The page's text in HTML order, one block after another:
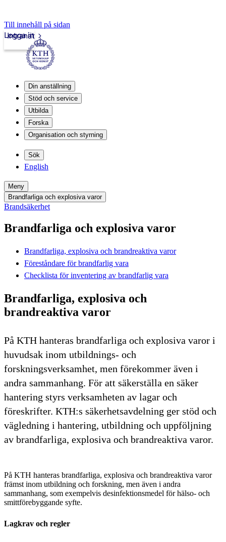
Till innehåll på sidan
Intranät
Logga in
Din anställning
Stöd och service
Utbilda
Forska
Organisation och styrning
Sök
English
Meny
Brandfarliga och explosiva varor
Brandsäkerhet
Brandfarliga och explosiva varor
Brandfarliga, explosiva och brandreaktiva varor
Föreståndare för brandfarlig vara
Checklista för inventering av brandfarlig vara
Brandfarliga, explosiva och
brandreaktiva varor
På KTH hanteras brandfarliga och explosiva varor i
huvudsak inom utbildnings- och
forskningsverksamhet, men förekommer även i
andra sammanhang. För att säkerställa en säker
hantering styrs verksamheten av lagar och
föreskrifter. KTH:s säkerhetsavdelning ger stöd och
vägledning i hantering, utbildning och uppföljning
av brandfarliga, explosiva och brandreaktiva varor.
På KTH hanteras brandfarliga, explosiva och brandreaktiva varor
främst inom utbildning och forskning, men även i andra
sammanhang, som exempelvis desinfektionsmedel för hälso- och
smittförebyggande syfte.
Lagkrav och regler